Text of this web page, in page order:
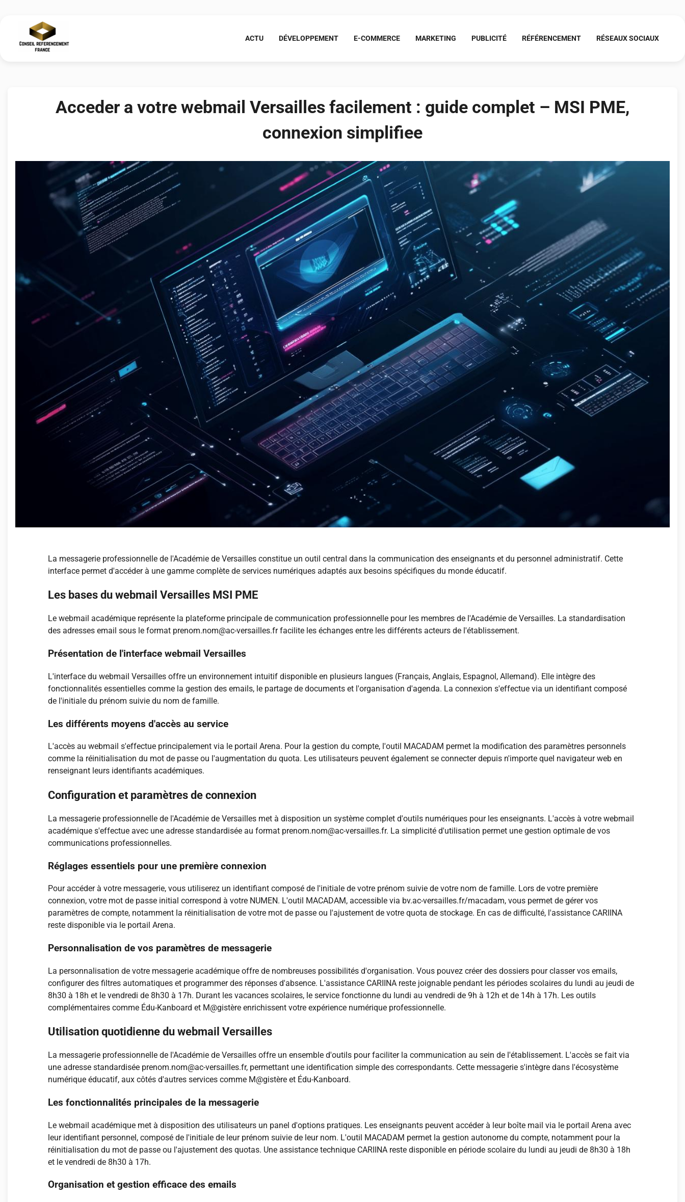
ACTU DÉVELOPPEMENT E-COMMERCE MARKETING PUBLICITÉ RÉFÉRENCEMENT RÉSEAUX SOCIAUX
Acceder a votre webmail Versailles facilement : guide complet – MSI PME,
connexion simplifiee
La messagerie professionnelle de l'Académie de Versailles constitue un outil central dans la communication des enseignants et du personnel administratif. Cette
interface permet d'accéder à une gamme complète de services numériques adaptés aux besoins spécifiques du monde éducatif.
Les bases du webmail Versailles MSI PME
Le webmail académique représente la plateforme principale de communication professionnelle pour les membres de l'Académie de Versailles. La standardisation
des adresses email sous le format prenom.nom@ac-versailles.fr facilite les échanges entre les différents acteurs de l'établissement.
Présentation de l'interface webmail Versailles
L'interface du webmail Versailles offre un environnement intuitif disponible en plusieurs langues (Français, Anglais, Espagnol, Allemand). Elle intègre des
fonctionnalités essentielles comme la gestion des emails, le partage de documents et l'organisation d'agenda. La connexion s'effectue via un identifiant composé
de l'initiale du prénom suivie du nom de famille.
Les différents moyens d'accès au service
L'accès au webmail s'effectue principalement via le portail Arena. Pour la gestion du compte, l'outil MACADAM permet la modification des paramètres personnels
comme la réinitialisation du mot de passe ou l'augmentation du quota. Les utilisateurs peuvent également se connecter depuis n'importe quel navigateur web en
renseignant leurs identifiants académiques.
Configuration et paramètres de connexion
La messagerie professionnelle de l'Académie de Versailles met à disposition un système complet d'outils numériques pour les enseignants. L'accès à votre webmail
académique s'effectue avec une adresse standardisée au format prenom.nom@ac-versailles.fr. La simplicité d'utilisation permet une gestion optimale de vos
communications professionnelles.
Réglages essentiels pour une première connexion
Pour accéder à votre messagerie, vous utiliserez un identifiant composé de l'initiale de votre prénom suivie de votre nom de famille. Lors de votre première
connexion, votre mot de passe initial correspond à votre NUMEN. L'outil MACADAM, accessible via bv.ac-versailles.fr/macadam, vous permet de gérer vos
paramètres de compte, notamment la réinitialisation de votre mot de passe ou l'ajustement de votre quota de stockage. En cas de difficulté, l'assistance CARIINA
reste disponible via le portail Arena.
Personnalisation de vos paramètres de messagerie
La personnalisation de votre messagerie académique offre de nombreuses possibilités d'organisation. Vous pouvez créer des dossiers pour classer vos emails,
configurer des filtres automatiques et programmer des réponses d'absence. L'assistance CARIINA reste joignable pendant les périodes scolaires du lundi au jeudi de
8h30 à 18h et le vendredi de 8h30 à 17h. Durant les vacances scolaires, le service fonctionne du lundi au vendredi de 9h à 12h et de 14h à 17h. Les outils
complémentaires comme Édu-Kanboard et M@gistère enrichissent votre expérience numérique professionnelle.
Utilisation quotidienne du webmail Versailles
La messagerie professionnelle de l'Académie de Versailles offre un ensemble d'outils pour faciliter la communication au sein de l'établissement. L'accès se fait via
une adresse standardisée prenom.nom@ac-versailles.fr, permettant une identification simple des correspondants. Cette messagerie s'intègre dans l'écosystème
numérique éducatif, aux côtés d'autres services comme M@gistère et Édu-Kanboard.
Les fonctionnalités principales de la messagerie
Le webmail académique met à disposition des utilisateurs un panel d'options pratiques. Les enseignants peuvent accéder à leur boîte mail via le portail Arena avec
leur identifiant personnel, composé de l'initiale de leur prénom suivie de leur nom. L'outil MACADAM permet la gestion autonome du compte, notamment pour la
réinitialisation du mot de passe ou l'ajustement des quotas. Une assistance technique CARIINA reste disponible en période scolaire du lundi au jeudi de 8h30 à 18h
et le vendredi de 8h30 à 17h.
Organisation et gestion efficace des emails